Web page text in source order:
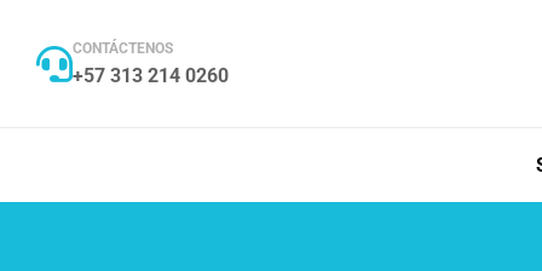
CONTÁCTENOS
+57 313 214 0260